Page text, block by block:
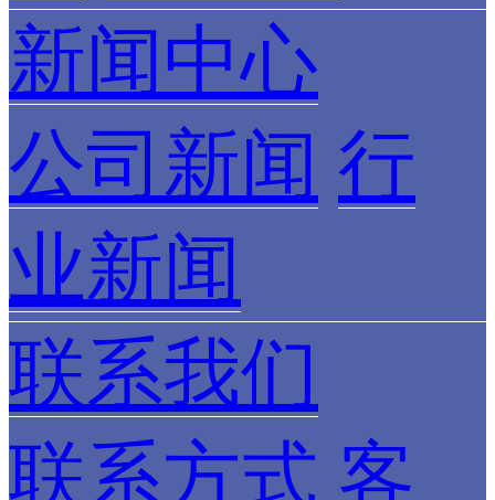
新闻中心
公司新闻 行
业新闻
联系我们
联系方式 客